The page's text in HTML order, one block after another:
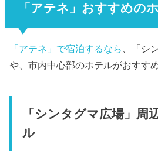
「アテネ」おすすめの
「アテネ」で宿泊するなら
、「シ
や、市内中心部のホテルがおすすめ
「シンタグマ広場」周
ル